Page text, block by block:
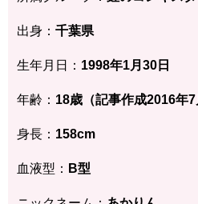
出身： 千葉県
生年月日： 1998年1月30日
年齢： 18歳（記事作成2016年7
身長： 158cm
血液型： B型